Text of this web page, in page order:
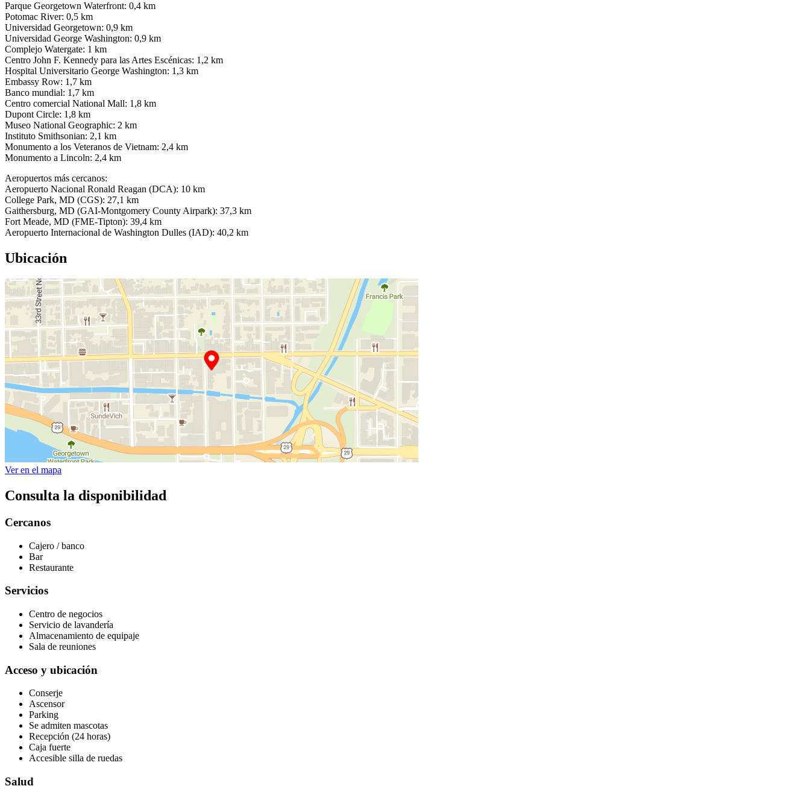
Parque Georgetown Waterfront: 0,4 km
Potomac River: 0,5 km
Universidad Georgetown: 0,9 km
Universidad George Washington: 0,9 km
Complejo Watergate: 1 km
Centro John F. Kennedy para las Artes Escénicas: 1,2 km
Hospital Universitario George Washington: 1,3 km
Embassy Row: 1,7 km
Banco mundial: 1,7 km
Centro comercial National Mall: 1,8 km
Dupont Circle: 1,8 km
Museo National Geographic: 2 km
Instituto Smithsonian: 2,1 km
Monumento a los Veteranos de Vietnam: 2,4 km
Monumento a Lincoln: 2,4 km
Aeropuertos más cercanos:
Aeropuerto Nacional Ronald Reagan (DCA): 10 km
College Park, MD (CGS): 27,1 km
Gaithersburg, MD (GAI-Montgomery County Airpark): 37,3 km
Fort Meade, MD (FME-Tipton): 39,4 km
Aeropuerto Internacional de Washington Dulles (IAD): 40,2 km
Ubicación
Ver en el mapa
Consulta la disponibilidad
Cercanos
Cajero / banco
Bar
Restaurante
Servicios
Centro de negocios
Servicio de lavandería
Almacenamiento de equipaje
Sala de reuniones
Acceso y ubicación
Conserje
Ascensor
Parking
Se admiten mascotas
Recepción (24 horas)
Caja fuerte
Accesible silla de ruedas
Salud